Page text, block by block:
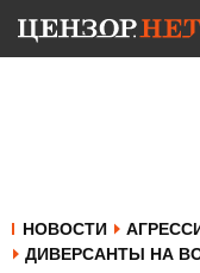
НОВОСТИ
ДИВЕРСАНТЫ НА